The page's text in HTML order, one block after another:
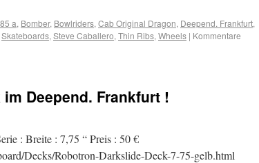
85 a, Bomber, Bowlriders, Cab Original Dragon, Deepend. Frankfurt,
Skateboards, Steve Caballero, Thin Ribs, Wheels | Kommentare
Deepend. Frankfurt !
: Breite : 7,75 “ Preis : 50 €
Decks/Robotron-Darkslide-Deck-7-75-gelb.html